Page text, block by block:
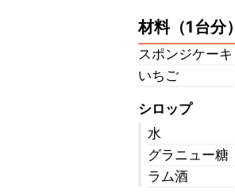
材料（1台分）
スポンジケー
いちご
シロップ
水
グラニュー糖
ラム酒